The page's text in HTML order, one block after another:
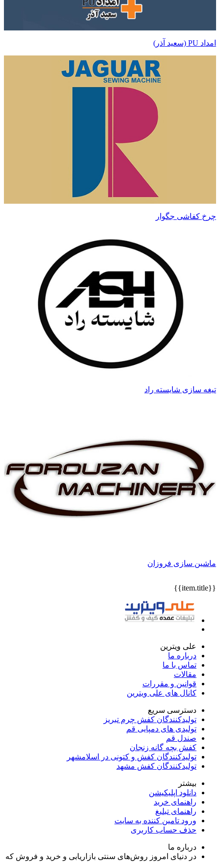
امداد PU (سعید آذر)
چرخ کفاشی جگوار
تیغه سازی شایسته راد
ماشین سازی فروزان
{{item.title}}
علی ویترین
درباره ما
تماس با ما
مقالات
قوانین و مقررات
کانال های علی ویترین
دسترسی سریع
تولیدکنندگان کفش چرم تبریز
تولیدی های دمپایی قم
صندل قم
کفش بچه گانه زنجان
تولیدکنندگان کفش و کتونی در اسلامشهر
تولیدکنندگان کفش مشهد
بیشتر
دانلود اپلیکیشن
راهنمای خرید
راهنمای تبلیغ
ورود تامین کننده به سایت
حذف حساب کاربری
درباره ما
در دنیای امروز روش‌های سنتی بازاریابی و خرید و فروش که